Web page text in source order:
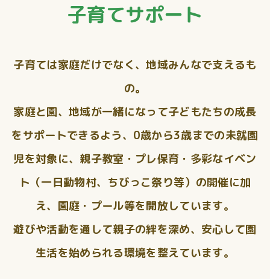
子育てサポート
子育ては家庭だけでなく、地域みんなで支えるも
の。
家庭と園、地域が一緒になって子どもたちの成長
をサポートできるよう、0歳から3歳までの未就園
児を対象に、親子教室・プレ保育・多彩なイベン
ト（一日動物村、ちびっこ祭り等）の開催に加
え、園庭・プール等を開放しています。
遊びや活動を通して親子の絆を深め、安心して園
生活を始められる環境を整えています。